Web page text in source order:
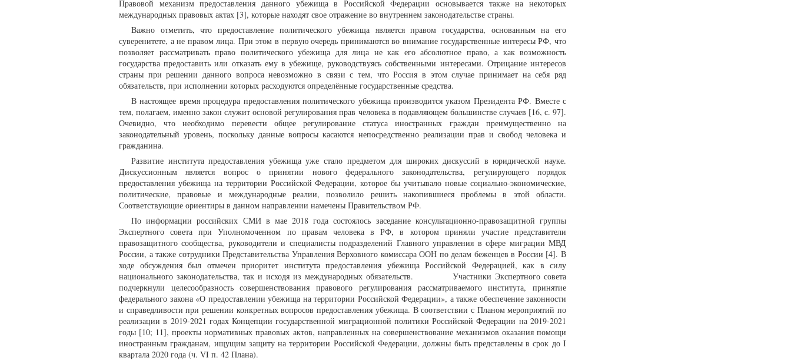
Правовой механизм предоставления данного убежища в Российской Федерации основывается также на некоторых
международных правовых актах [3], которые находят свое отражение во внутреннем законодательстве страны.
Важно отметить, что предоставление политического убежища является правом государства, основанным на его
суверенитете, а не правом лица. При этом в первую очередь принимаются во внимание государственные интересы РФ, что
позволяет рассматривать право политического убежища для лица не как его абсолютное право, а как возможность
государства предоставить или отказать ему в убежище, руководствуясь собственными интересами. Отрицание интересов
страны при решении данного вопроса невозможно в связи с тем, что Россия в этом случае принимает на себя ряд
обязательств, при исполнении которых расходуются определённые государственные средства.
В настоящее время процедура предоставления политического убежища производится указом Президента РФ. Вместе с
тем, полагаем, именно закон служит основой регулирования прав человека в подавляющем большинстве случаев [16, с. 97].
Очевидно, что необходимо перевести общее регулирование статуса иностранных граждан преимущественно на
законодательный уровень, поскольку данные вопросы касаются непосредственно реализации прав и свобод человека и
гражданина.
Развитие института предоставления убежища уже стало предметом для широких дискуссий в юридической науке.
Дискуссионным является вопрос о принятии нового федерального законодательства, регулирующего порядок
предоставления убежища на территории Российской Федерации, которое бы учитывало новые социально-экономические,
политические, правовые и международные реалии, позволило решить накопившиеся проблемы в этой области.
Соответствующие ориентиры в данном направлении намечены Правительством РФ.
По информации российских СМИ в мае 2018 года состоялось заседание консультационно-правозащитной группы
Экспертного совета при Уполномоченном по правам человека в РФ, в котором приняли участие представители
правозащитного сообщества, руководители и специалисты подразделений Главного управления в сфере миграции МВД
России, а также сотрудники Представительства Управления Верховного комиссара ООН по делам беженцев в России [4]. В
ходе обсуждения был отмечен приоритет института предоставления убежища Российской Федерацией, как в силу
национального законодательства, так и исходя из международных обязательств. Участники Экспертного совета
подчеркнули целесообразность совершенствования правового регулирования рассматриваемого института, принятие
федерального закона «О предоставлении убежища на территории Российской Федерации», а также обеспечение законности
и справедливости при решении конкретных вопросов предоставления убежища. В соответствии с Планом мероприятий по
реализации в 2019-2021 годах Концепции государственной миграционной политики Российской Федерации на 2019-2021
годы [10; 11], проекты нормативных правовых актов, направленных на совершенствование механизмов оказания помощи
иностранным гражданам, ищущим защиту на территории Российской Федерации, должны быть представлены в срок до I
квартала 2020 года (ч. VI п. 42 Плана).